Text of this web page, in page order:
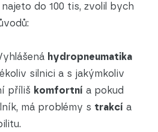
do 100 tis, zvolil bych
hydropneumatika
silnici a s jakýmkoliv
příliš komfortní a pokud
má problémy s trakcí a